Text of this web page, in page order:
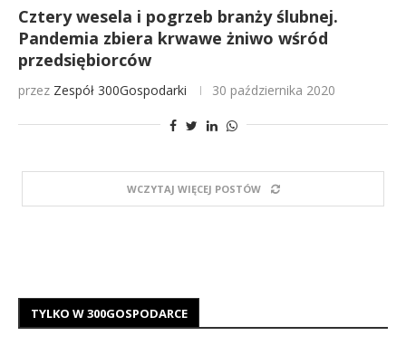
Cztery wesela i pogrzeb branży ślubnej.
Pandemia zbiera krwawe żniwo wśród
przedsiębiorców
przez Zespół 300Gospodarki 30 października 2020
WCZYTAJ WIĘCEJ POSTÓW
TYLKO W 300GOSPODARCE